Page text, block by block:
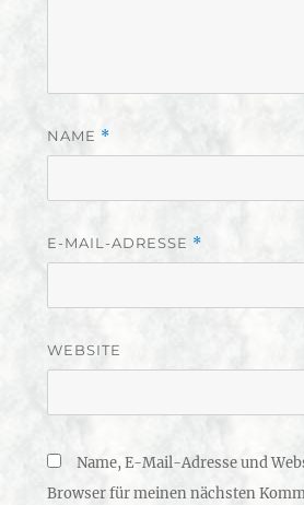
NAME *
E-MAIL-ADRESSE *
WEBSITE
Name, E-Mail-Adresse und
Browser für meinen nächsten